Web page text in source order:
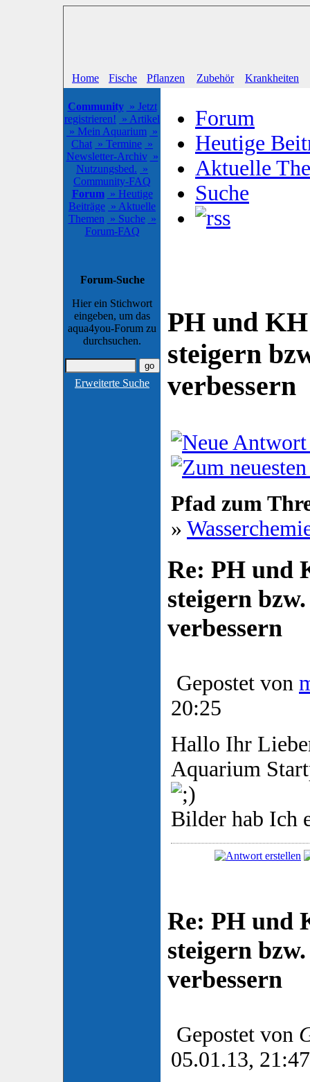
Home Fische Pflanzen Zubehör Krankheiten
Community » Jetzt
registrieren! » Artikel
» Mein Aquarium »
Chat » Termine »
Newsletter-Archiv »
Nutzungsbed. »
Community-FAQ
Forum » Heutige
Beiträge » Aktuelle
Themen » Suche »
Forum-FAQ
Forum-Suche
Hier ein Stichwort
eingeben, um das
aqua4you-Forum zu
durchsuchen.
Erweiterte Suche
Forum
Heutige
Aktuelle
Suche
PH und
steigern
verbessern
Pfad zum
»
Re: PH und
steigern
verbessern
Gepostet von
20:25
Hallo Ihr
Aquarium
Bilder hab Ich
Re: PH und
steigern
verbessern
Gepostet von
05.01.13, 21:47